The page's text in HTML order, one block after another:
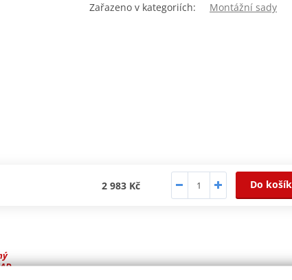
Zařazeno v kategoriích: Montážní sady
2 983 Kč Do